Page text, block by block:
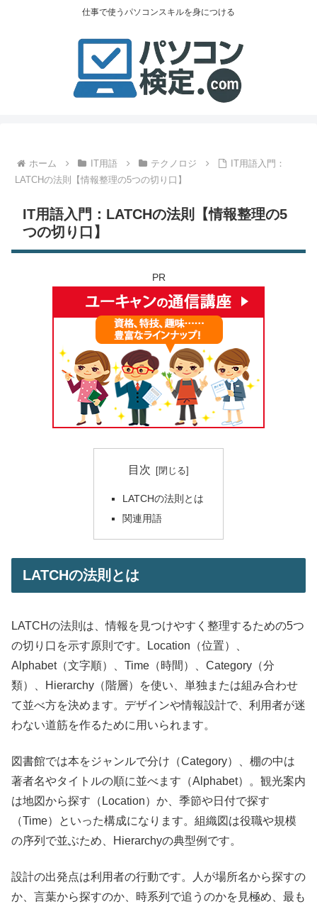
仕事で使うパソコンスキルを身につける
ホーム IT用語 テクノロジ
IT用語入門：
LATCHの法則【情報整理の5つの切り口】
IT用語入門：LATCHの法則【情報整理の5
つの切り口】
PR
目次
LATCHの法則とは
関連用語
LATCHの法則とは
LATCHの法則は、情報を見つけやすく整理するための5つ
の切り口を示す原則です。Location（位置）、
Alphabet（文字順）、Time（時間）、Category（分
類）、Hierarchy（階層）を使い、単独または組み合わせ
て並べ方を決めます。デザインや情報設計で、利用者が迷
わない道筋を作るために用いられます。
図書館では本をジャンルで分け（Category）、棚の中は
著者名やタイトルの順に並べます（Alphabet）。観光案内
は地図から探す（Location）か、季節や日付で探す
（Time）といった構成になります。組織図は役職や規模
の序列で並ぶため、Hierarchyの典型例です。
設計の出発点は利用者の行動です。人が場所名から探すの
か、言葉から探すのか、時系列で追うのかを見極め、最も